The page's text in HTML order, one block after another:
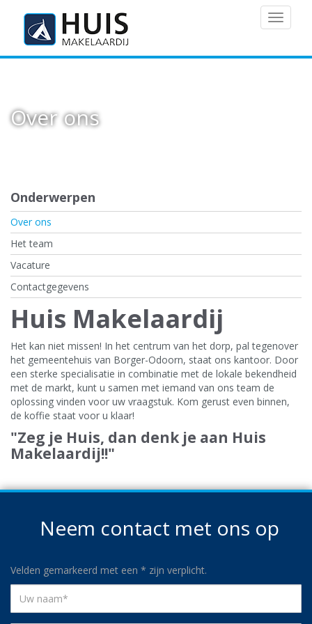
MENU
Over ons
Onderwerpen
Over ons
Het team
Vacature
Contactgegevens
Huis Makelaardij
Het kan niet missen! In het centrum van het dorp, pal tegenover
het gemeentehuis van Borger-Odoorn, staat ons kantoor. Door
een sterke specialisatie in combinatie met de lokale bekendheid
met de markt, kunt u samen met iemand van ons team de
oplossing vinden voor uw vraagstuk. Kom gerust even binnen,
de koffie staat voor u klaar!
"Zeg je Huis, dan denk je aan Huis
Makelaardij!!"
Neem contact met ons op
Velden gemarkeerd met een * zijn verplicht.
naam